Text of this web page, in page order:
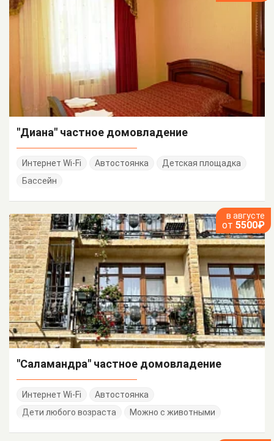
"Диана" частное домовладение
Интернет Wi-Fi Автостоянка
Детская площадка
Бассейн
в августе
от 5500₽
"Саламандра" частное домовладение
Интернет Wi-Fi
Автостоянка
Дети любого возраста
Можно с животными